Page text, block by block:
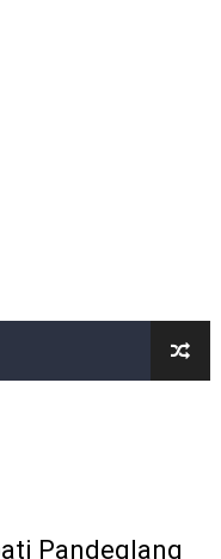
Manton
Bangunan Tua
Layani Atlet
Pandeglang